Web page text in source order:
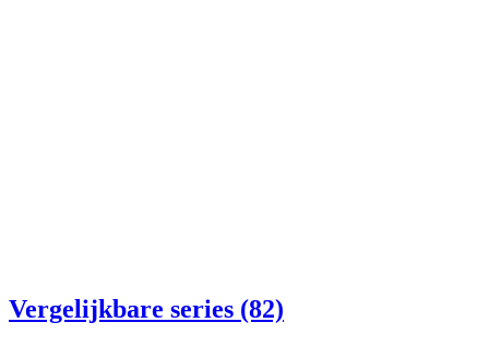
Vergelijkbare series (82)